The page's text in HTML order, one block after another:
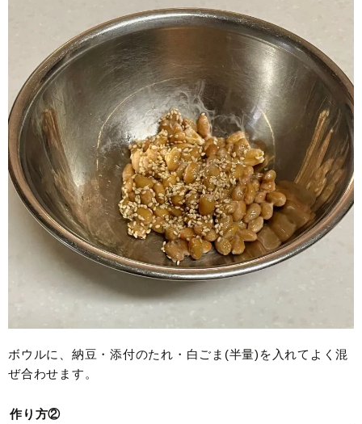
ボウルに、納豆・添付のたれ・白ごま(半量)を入れてよく混
ぜ合わせます。
作り方②